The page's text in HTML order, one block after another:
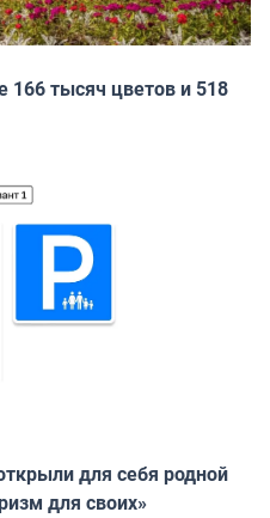
тысяч цветов и 518
для себя родной
для своих»